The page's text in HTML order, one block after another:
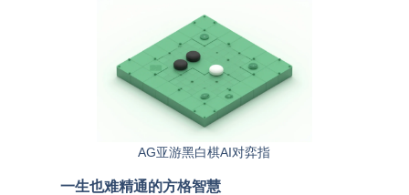
AG亚游黑白棋AI对弈指
一生也难精通的方格智慧